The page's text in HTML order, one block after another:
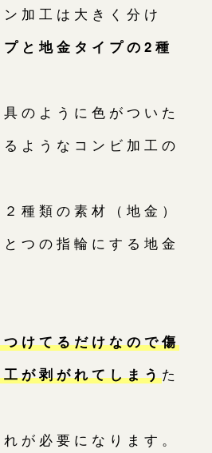
加工は大きく分け
と地金タイプの2種
のように色がついた
ようなコンビ加工の
種類の素材（地金）
つの指輪にする地金
けてるだけなので傷
が剥がれてしまうた
が必要になります。